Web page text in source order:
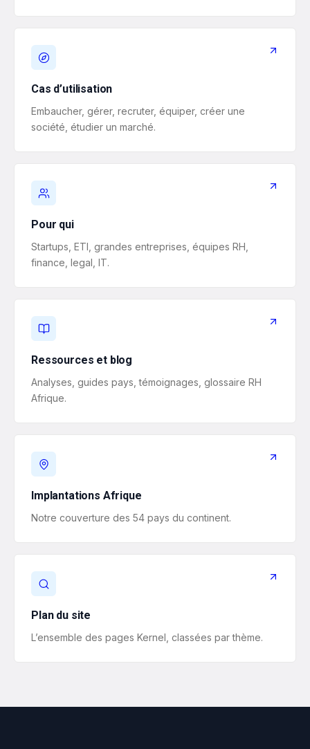
Cas d’utilisation
Embaucher, gérer, recruter, équiper, créer une
société, étudier un marché.
Pour qui
Startups, ETI, grandes entreprises, équipes RH,
finance, legal, IT.
Ressources et blog
Analyses, guides pays, témoignages, glossaire RH
Afrique.
Implantations Afrique
Notre couverture des 54 pays du continent.
Plan du site
L’ensemble des pages Kernel, classées par thème.